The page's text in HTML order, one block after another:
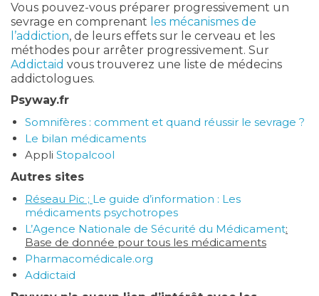
Vous pouvez-vous préparer progressivement un
sevrage en comprenant les mécanismes de
l’addiction, de leurs effets sur le cerveau et les
méthodes pour arrêter progressivement. Sur
Addictaid vous trouverez une liste de médecins
addictologues.
Psyway.fr
Somnifères : comment et quand réussir le sevrage ?
Le bilan médicaments
Appli Stopalcool
Autres sites
Réseau Pic ; Le guide d’information : Les
médicaments psychotropes
L’Agence Nationale de Sécurité du Médicament:
Base de donnée pour tous les médicaments
Pharmacomédicale.org
Addictaid